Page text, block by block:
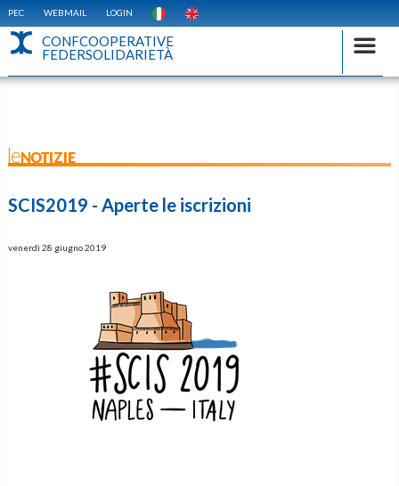
PEC WEBMAIL LOGIN
CONFCOOPERATIVE
FEDERSOLIDARIETÀ
leNOTIZIE
SCIS2019 - Aperte le iscrizioni
venerdì 28 giugno 2019